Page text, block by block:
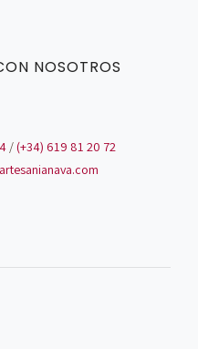
NOSOTROS
/(+34) 619 81 20 72